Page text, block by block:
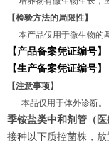
【检验方法的局限性】
本产品仅用于微生物的
【产品备案凭证编号】
【生产备案凭证编号
【注意事项】
本品仅用于体外诊断。
季铵盐类中和剂管（医
接种以下质控菌株，